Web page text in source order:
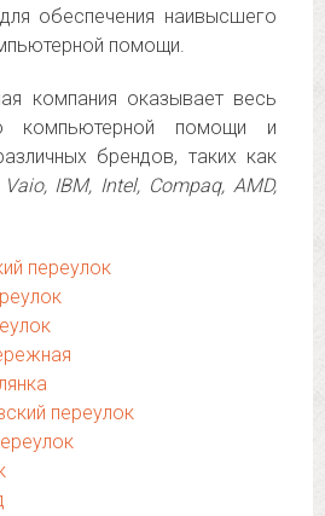
обеспечения наивысшего
помощи.
компания оказывает весь
компьютерной помощи и
брендов, таких как
IBM, Intel, Compaq, AMD,
переулок
переулок